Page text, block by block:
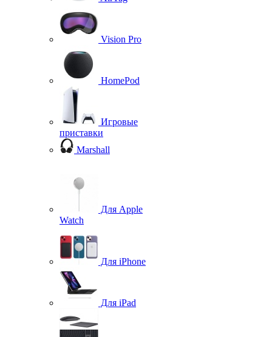
Vision Pro
HomePod
Игровые
приставки
Marshall
Для Apple
Watch
Для iPhone
Для iPad